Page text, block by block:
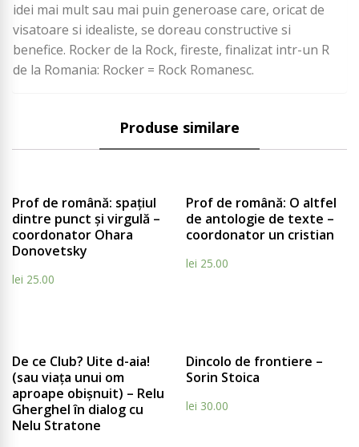
idei mai mult sau mai puin generoase care, oricat de
visatoare si idealiste, se doreau constructive si
benefice. Rocker de la Rock, fireste, finalizat intr-un R
de la Romania: Rocker = Rock Romanesc.
Produse similare
Prof de română: spațiul
dintre punct și virgulă –
coordonator Ohara
Donovetsky
lei 25.00
Prof de română: O altfel
de antologie de texte –
coordonator un cristian
lei 25.00
De ce Club? Uite d-aia!
(sau viața unui om
aproape obișnuit) – Relu
Gherghel în dialog cu
Nelu Stratone
Dincolo de frontiere –
Sorin Stoica
lei 30.00